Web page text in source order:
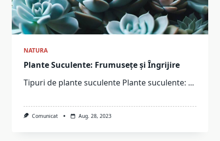
NATURA
Plante Suculente: Frumusețe și Îngrijire
Tipuri de plante suculente Plante suculente: ...
Comunicat Aug. 28, 2023